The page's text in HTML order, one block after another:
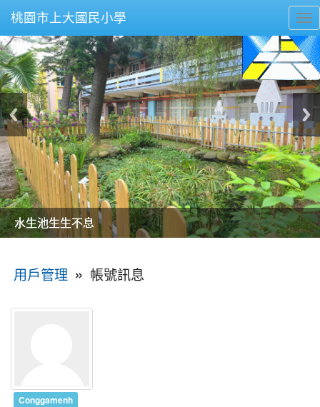
桃園市上大國民小學
美麗的操場是我們活力的來源
美麗的操場是我們活力的來源
煥然一新的小司令台
煥然一新的小司令台
富含桃園埤塘田園風光意象的中廊
富含桃園埤塘田園風光意象的中廊
嶄新的中庭廣場
嶄新的中庭廣場
水生池生生不息
水生池生生不息
用戶管理 » 帳號訊息
Conggamenh